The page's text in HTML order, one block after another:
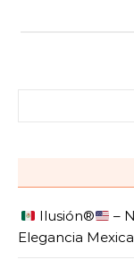
Ilusión®️
–
Elegancia